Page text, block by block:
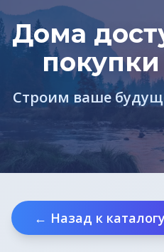
Недвижимость
Все объекты
Недвижимость в
Земельные
Дома
Строим ваше
← Назад к каталогу